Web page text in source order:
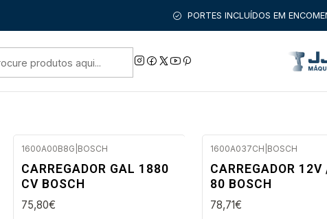
PORTES INCLUÍDOS EM
FERRAMENTAS SEM FIO BATERIAS
18V BOSCH
1600A00B8G BOSCH
CARREGADOR GAL 1880
CV BOSCH
75,80€
1600A037CH BOSCH
CARREGADOR
80 BOSCH
78,71€